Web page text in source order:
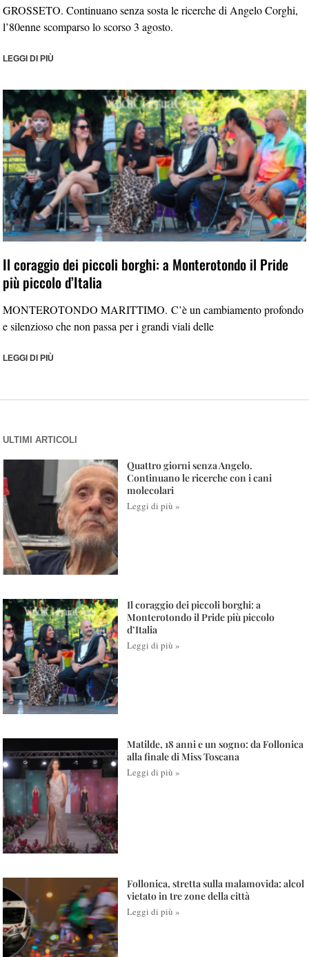
GROSSETO. Continuano senza sosta le ricerche di Angelo Corghi,
l’80enne scomparso lo scorso 3 agosto.
LEGGI DI PIÙ
Il coraggio dei piccoli borghi: a Monterotondo il Pride
più piccolo d’Italia
MONTEROTONDO MARITTIMO. C’è un cambiamento profondo
e silenzioso che non passa per i grandi viali delle
LEGGI DI PIÙ
ULTIMI ARTICOLI
Quattro giorni senza Angelo.
Continuano le ricerche con i cani
molecolari
Leggi di più »
Il coraggio dei piccoli borghi: a
Monterotondo il Pride più piccolo
d’Italia
Leggi di più »
Matilde, 18 anni e un sogno: da Follonica
alla finale di Miss Toscana
Leggi di più »
Follonica, stretta sulla malamovida: alcol
vietato in tre zone della città
Leggi di più »